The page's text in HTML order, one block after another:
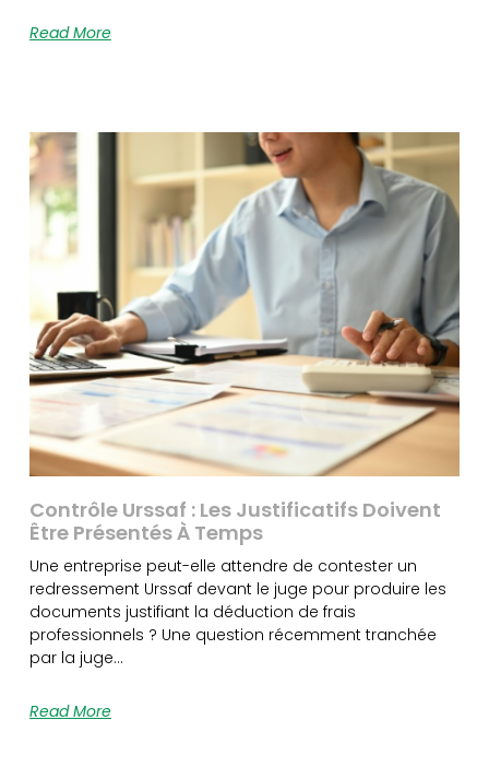
Read More
Contrôle Urssaf : Les Justificatifs Doivent
Être Présentés À Temps
Une entreprise peut-elle attendre de contester un
redressement Urssaf devant le juge pour produire les
documents justifiant la déduction de frais
professionnels ? Une question récemment tranchée
par la juge…
Read More